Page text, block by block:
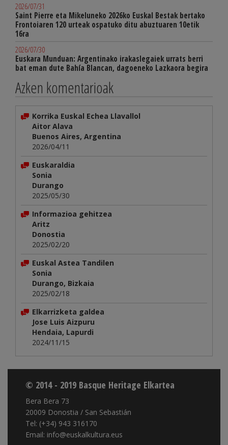
2026/07/31
Saint Pierre eta Mikeluneko 2026ko Euskal Bestak bertako
Frontoiaren 120 urteak ospatuko ditu abuztuaren 10etik
16ra
2026/07/30
Euskara Munduan: Argentinako irakaslegaiek urrats berri
bat eman dute Bahía Blancan, dagoeneko Lazkaora begira
Azken komentarioak
Korrika Euskal Echea Llavallol
Aitor Alava
Buenos Aires, Argentina
2026/04/11
Euskaraldia
Sonia
Durango
2025/05/30
Informazioa gehitzea
Aritz
Donostia
2025/02/20
Euskal Astea Tandilen
Sonia
Durango, Bizkaia
2025/02/18
Elkarrizketa galdea
Jose Luis Aizpuru
Hendaia, Lapurdi
2024/11/15
© 2014 - 2019 Basque Heritage Elkartea
Bera Bera 73
20009 Donostia / San Sebastián
Tel: (+34) 943 316170
Email: info@euskalkultura.eus